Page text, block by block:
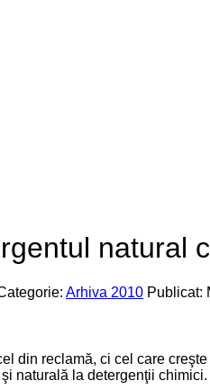
natural
Arhiva 2010 Publicat:
din reclamă, ci cel care
naturală la detergenţii chimici.